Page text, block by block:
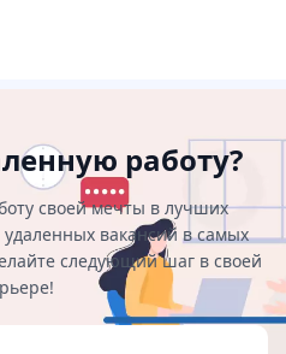
работу?
своей мечты в лучших
вакансий в самых
следующий шаг в своей